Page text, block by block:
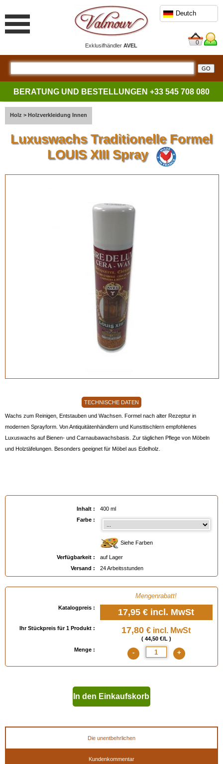
ExklusifhändlerAVEL
Deutch
0
BERATUNG UND BESTELLUNGEN +33 545 708 080
Holz > Holzverkleidung Innen
Luxuswachs Traditionelle Formel
LOUIS XIII Spray
TECHNISCHE DATEN
Wachs zum Reinigen, Entstauben und Wachsen. Formel nach alter Rezeptur in
modernen Sprayform. Von Antiquitätenhändlern und Kunsttischlern empfohlenes
Luxuswachs auf Bienen- und Carnaubawachsbasis. Zur täglichen Pflege von Möbeln
und Holztäfelungen. Besonders geeignet für Möbel aus Edelholz.
Inhalt :
400 ml
Farbe :
Siehe Farben
Verfügbarkeit :
auf Lager
Versand :
24 Arbeitsstunden
Mengenrabatt!
Katalogpreis : 17,95 € incl. MwSt
Ihr Stückpreis für 1 Produkt : 17,80 € incl. MwSt
( 44,50 €/L )
Menge :
- +
In den Einkaufskorb
Die unentbehrlichen
Kundenkommentar